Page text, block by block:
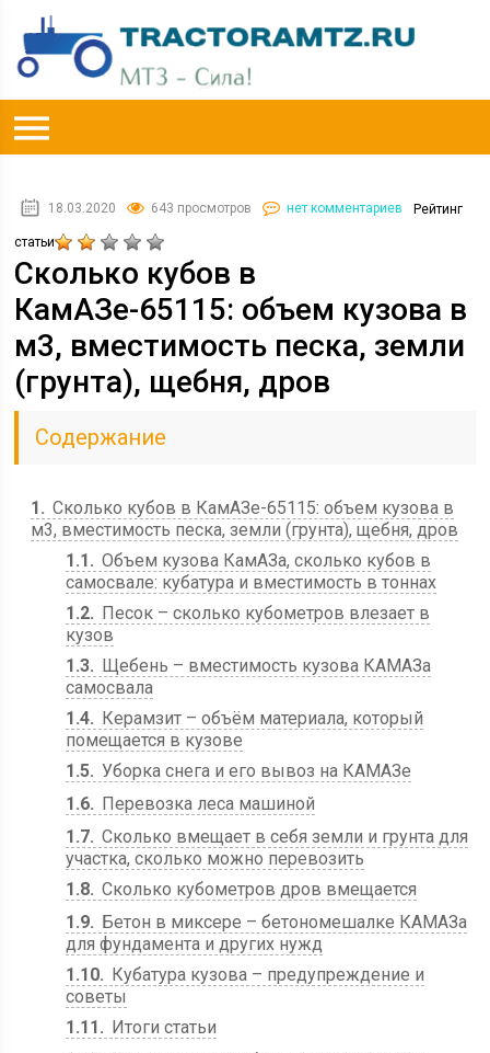
18.03.2020 643 просмотров нет комментариев Рейтинг
статьи
Сколько кубов в
КамАЗе-65115: объем кузова в
м3, вместимость песка, земли
(грунта), щебня, дров
Содержание
1
Сколько кубов в КамАЗе-65115: объем кузова в
м3, вместимость песка, земли (грунта), щебня, дров
1.1
Объем кузова КамАЗа, сколько кубов в
самосвале: кубатура и вместимость в тоннах
1.2
Песок – сколько кубометров влезает в
кузов
1.3
Щебень – вместимость кузова КАМАЗа
самосвала
1.4
Керамзит – объём материала, который
помещается в кузове
1.5 Уборка снега и его вывоз на КАМАЗе
1.6
Перевозка леса машиной
1.7 Сколько вмещает в себя земли и грунта для
участка, сколько можно перевозить
1.8 Сколько кубометров дров вмещается
1.9
Бетон в миксере – бетономешалке КАМАЗа
для фундамента и других нужд
1.10
Кубатура кузова – предупреждение и
советы
1.11
Итоги статьи